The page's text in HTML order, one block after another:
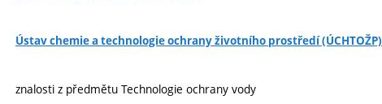
Ústav chemie a technologie ochrany životního prostředí (ÚCHTOŽP)
znalosti z předmětu Technologie ochrany vody